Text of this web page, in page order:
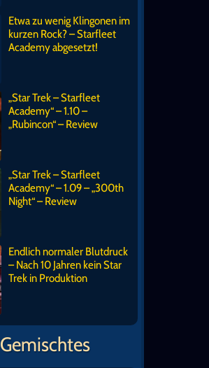
Etwa zu wenig Klingonen im
kurzen Rock? – Starfleet
Academy abgesetzt!
„Star Trek – Starfleet
Academy“ – 1.10 –
„Rubincon“ – Review
„Star Trek – Starfleet
Academy“ – 1.09 – „300th
Night“ – Review
Endlich normaler Blutdruck
– Nach 10 Jahren kein Star
Trek in Produktion
Gemischtes